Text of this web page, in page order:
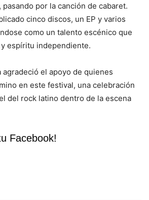
por la canción de cabaret.
cinco discos, un EP y varios
como un talento escénico que
espíritu independiente.
el apoyo de quienes
en este festival, una celebración
del rock latino dentro de la escena
Facebook!